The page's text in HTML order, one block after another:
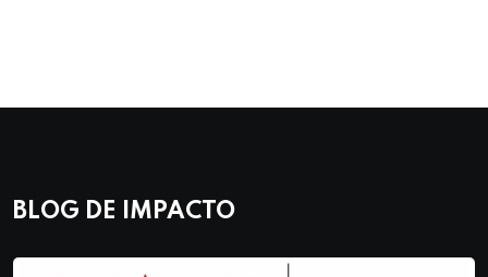
BLOG DE IMPACTO